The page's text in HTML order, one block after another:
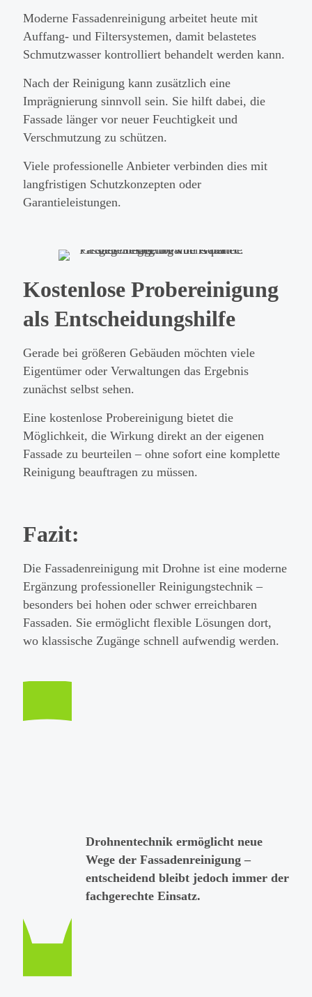
Moderne Fassadenreinigung arbeitet heute mit
Auffang- und Filtersystemen, damit belastetes
Schmutzwasser kontrolliert behandelt werden kann.
Nach der Reinigung kann zusätzlich eine
Imprägnierung sinnvoll sein. Sie hilft dabei, die
Fassade länger vor neuer Feuchtigkeit und
Verschmutzung zu schützen.
Viele professionelle Anbieter verbinden dies mit
langfristigen Schutzkonzepten oder
Garantieleistungen.
Kostenlose Probereinigung
als Entscheidungshilfe
Gerade bei größeren Gebäuden möchten viele
Eigentümer oder Verwaltungen das Ergebnis
zunächst selbst sehen.
Eine kostenlose Probereinigung bietet die
Möglichkeit, die Wirkung direkt an der eigenen
Fassade zu beurteilen – ohne sofort eine komplette
Reinigung beauftragen zu müssen.
Fazit:
Die Fassadenreinigung mit Drohne ist eine moderne
Ergänzung professioneller Reinigungstechnik –
besonders bei hohen oder schwer erreichbaren
Fassaden. Sie ermöglicht flexible Lösungen dort,
wo klassische Zugänge schnell aufwendig werden.
Drohnentechnik ermöglicht neue
Wege der Fassadenreinigung –
entscheidend bleibt jedoch immer der
fachgerechte Einsatz.